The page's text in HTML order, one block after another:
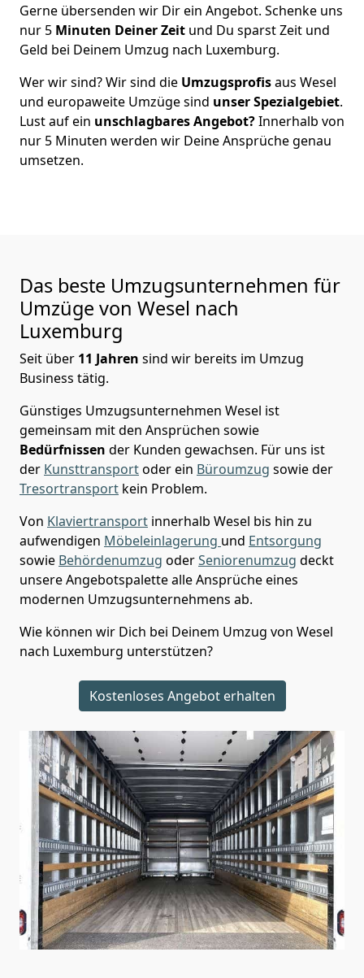
Gerne übersenden wir Dir ein Angebot. Schenke uns
nur 5 Minuten Deiner Zeit und Du sparst Zeit und
Geld bei Deinem Umzug nach Luxemburg.
Wer wir sind? Wir sind die Umzugsprofisaus Wesel
und europaweite Umzüge sind unser Spezialgebiet.
Lust auf ein unschlagbares Angebot?Innerhalb von
nur 5 Minuten werden wir Deine Ansprüche genau
umsetzen.
Das beste Umzugsunternehmen für
Umzüge von Wesel nach
Luxemburg
Seit über 11 Jahren sind wir bereits im Umzug
Business tätig.
Günstiges Umzugsunternehmen Wesel ist
gemeinsam mit den Ansprüchen sowie
Bedürfnissen der Kunden gewachsen. Für uns ist
der Kunsttransportoder ein Büroumzug sowie der
Tresortransport kein Problem.
Von Klaviertransport innerhalb Wesel bis hin zu
aufwendigen Möbeleinlagerung und Entsorgung
sowie Behördenumzug oderSeniorenumzug deckt
unsere Angebotspalette alle Ansprüche eines
modernen Umzugsunternehmens ab.
Wie können wir Dich bei Deinem Umzug von Wesel
nach Luxemburg unterstützen?
Kostenloses Angebot erhalten